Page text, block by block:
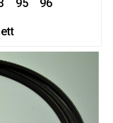
95 96